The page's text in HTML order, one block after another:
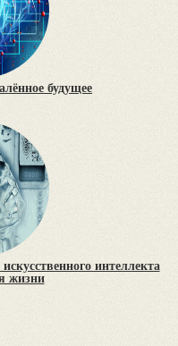
будущее
интеллекта
жизни